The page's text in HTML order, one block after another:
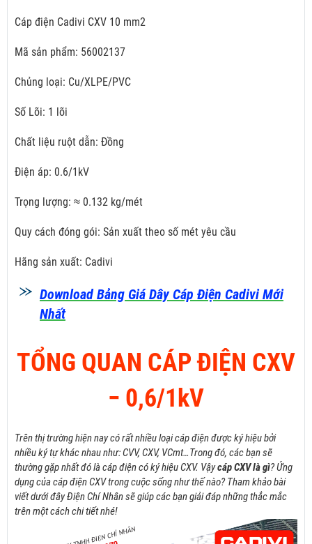
Cáp điện Cadivi CXV 10 mm2
Mã sản phẩm: 56002137
Chủng loại: Cu/XLPE/PVC
Số Lõi: 1 lõi
Chất liệu ruột dẫn: Đồng
Điện áp: 0.6/1kV
Trọng lượng: ≈ 0.132 kg/mét
Quy cách đóng gói: Sản xuất theo số mét yêu cầu
Hãng sản xuất: Cadivi
Download Bảng Giá Dây Cáp Điện Cadivi Mới
Nhất
TỔNG QUAN CÁP ĐIỆN CXV
­− 0,6/1kV
Trên thị trường hiện nay có rất nhiều loại cáp điện được ký hiệu bởi
nhiềuký tự khác nhau như: CVV, CXV, VCmt…Trong đó, các bạn sẽ
thường gặp nhất đó là cáp điện có ký hiệu CXV. Vậycáp CXV là gì? Ứng
dụng của cáp điện CXV trong cuộc sống như thế nào? Tham khảo bài
viết dưới đây Điện Chí Nhân sẽ giúp các bạn giải đáp những thắc mắc
trên một cách chi tiết nhé!